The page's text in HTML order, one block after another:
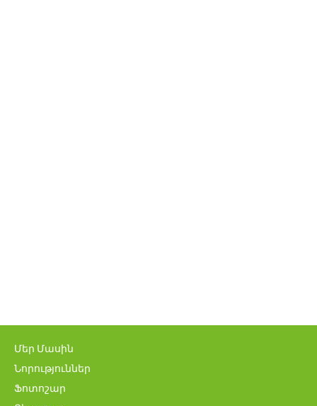
Մեր Մասին
Նորություններ
Ֆոտոշար